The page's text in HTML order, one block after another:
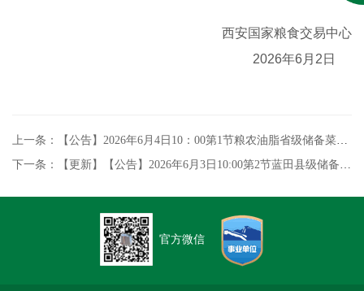
西安国家粮食交易中心
2026年6月2日
上一条：【公告】2026年6月4日10：00第1节粮农油脂省级储备菜籽油竞价销售交易公告
下一条：【更新】【公告】2026年6月3日10:00第2节蓝田县级储备小麦竞价销售专场交易公告
官方微信